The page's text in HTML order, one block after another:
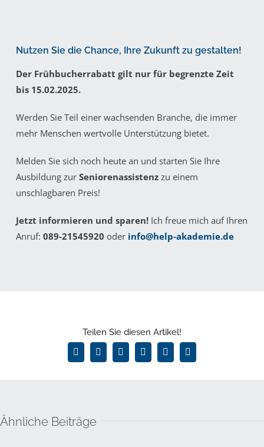
Nutzen Sie die Chance, Ihre Zukunft zu gestalten!
Der Frühbucherrabatt gilt nur für begrenzte Zeit
bis 15.02.2025.
Werden Sie Teil einer wachsenden Branche, die immer
mehr Menschen wertvolle Unterstützung bietet.
Melden Sie sich noch heute an und starten Sie Ihre
Ausbildung zur Seniorenassistenzzu einem
unschlagbaren Preis!
Jetzt informieren und sparen!Ich freue mich auf Ihren
Anruf: 089-21545920 oder info@help-akademie.de
Teilen Sie diesen Artikel!
Facebook
X LinkedInWhatsAppPinterest
E-
Mail
Ähnliche Beiträge